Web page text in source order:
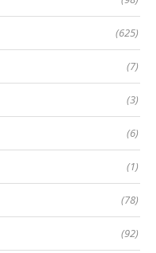
(625)
(7)
(3)
(6)
(1)
(78)
(92)